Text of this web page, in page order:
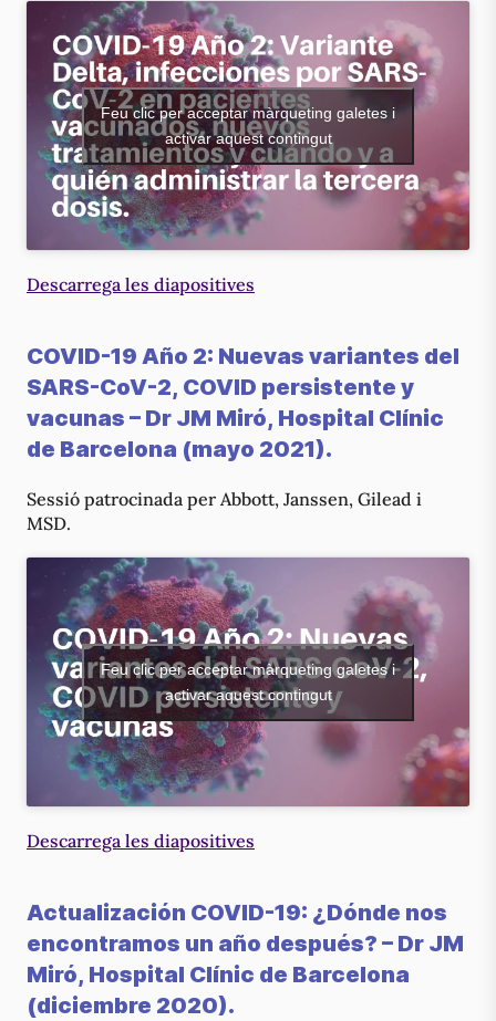
Feu clic per acceptar màrqueting galetes i
activar aquest contingut
Descarrega les diapositives
COVID-19 Año 2: Nuevas variantes del
SARS-CoV-2, COVID persistente y
vacunas – Dr JM Miró, Hospital Clínic
de Barcelona (mayo 2021).
Sessió patrocinada per Abbott, Janssen, Gilead i
MSD.
Feu clic per acceptar màrqueting galetes i
activar aquest contingut
Descarrega les diapositives
Actualización COVID-19: ¿Dónde nos
encontramos un año después? – Dr JM
Miró, Hospital Clínic de Barcelona
(diciembre 2020).